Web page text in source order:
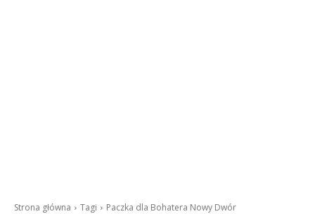
Strona główna Tagi Paczka dla Bohatera Nowy Dwór